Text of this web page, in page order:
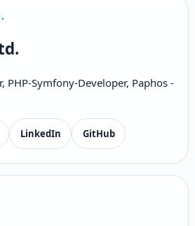
PHP-Symfony-Developer, Paphos -
LinkedIn GitHub